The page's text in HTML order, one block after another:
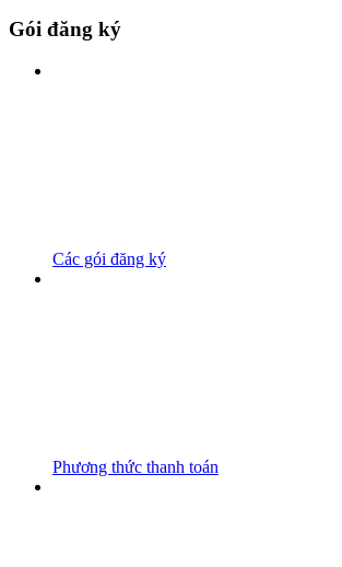
Gói đăng ký
Các gói đăng ký
Phương thức thanh toán